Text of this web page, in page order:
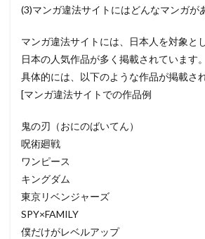
(3)マンガ違法サイトにはどんなマンガが
マンガ違法サイトには、日本人を対象と
日本の人気作品が多く掲載されています。
具体的には、以下のような作品が掲載さ
[マンガ違法サイトでの作品例
鬼の刃（おにのばいてん）
呪術廻戦
ワンピース
キングダム
東京リベンジャーズ
SPY×FAMILY
僕だけがレベルアップ